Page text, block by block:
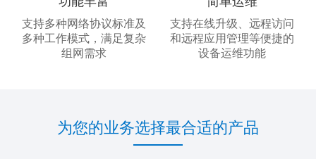
支持多种网络协议标准及
多种工作模式，满足复杂
组网需求
支持在线升级、远程访问
和远程应用管理等便捷的
设备运维功能
为您的业务选择最合适的产品